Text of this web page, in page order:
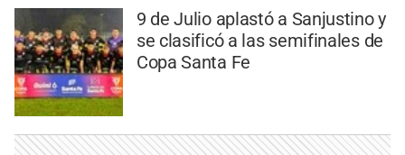
9 de Julio aplastó a Sanjustino y
se clasificó a las semifinales de
Copa Santa Fe